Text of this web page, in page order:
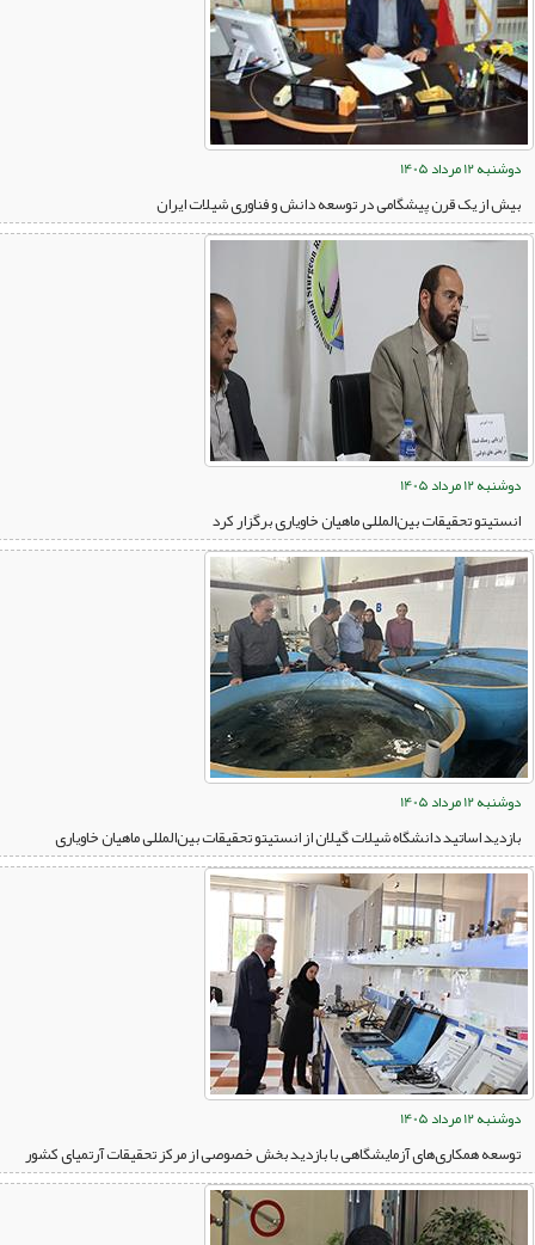
دوشنبه 12 مرداد 1405
بیش از یک قرن پیشگامی در توسعه دانش و فناوری شیلات ایران
دوشنبه 12 مرداد 1405
انستیتو تحقیقات بین‌المللی ماهیان خاویاری برگزار کرد
دوشنبه 12 مرداد 1405
بازدید اساتید دانشگاه شیلات گیلان از انستیتو تحقیقات بین‌المللی ماهیان خاویاری
دوشنبه 12 مرداد 1405
توسعه همکاری‌های آزمایشگاهی با بازدید بخش خصوصی از مرکز تحقیقات آرتمیای کشور